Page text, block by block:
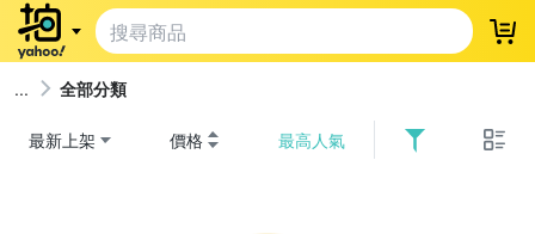
登
全部分類
最新上架 價格 最高人氣